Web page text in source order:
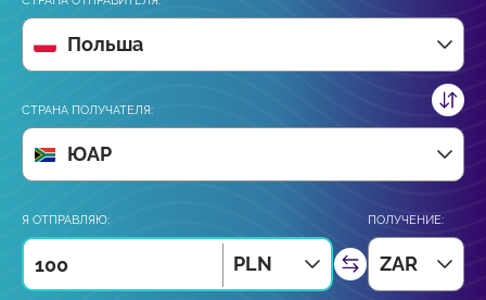
Польша
СТРАНА ПОЛУЧАТЕЛЯ:
ЮАР
Я ОТПРАВЛЯЮ:
PLN
ПОЛУЧЕНИЕ:
ZAR